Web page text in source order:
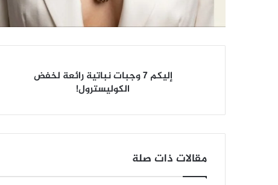
لخفض
إليكم 7 وجبات نباتية رائعة لخفض
الكوليسترول!
مقالات ذات صلة